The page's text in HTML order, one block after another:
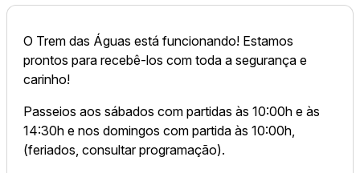
O Trem das Águas está funcionando! Estamos
prontos para recebê-los com toda a segurança e
carinho!
Passeios aos sábados com partidas às 10:00h e às
14:30h e nos domingos com partida às 10:00h,
(feriados, consultar programação).